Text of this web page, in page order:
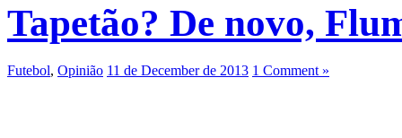
Tapetão? De novo,
Futebol, Opinião 11 de December de 2013 1 Comment »